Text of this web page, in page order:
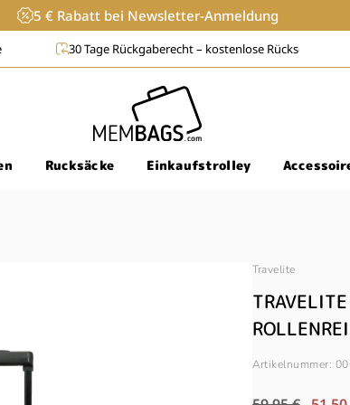
5 € Rabatt bei Newsletter-Anmeldung
30 Tage Rückgaberecht – kostenlose Rücksendung
Rucksäcke Einkaufstrolley
Travelite
Artikelnummer: